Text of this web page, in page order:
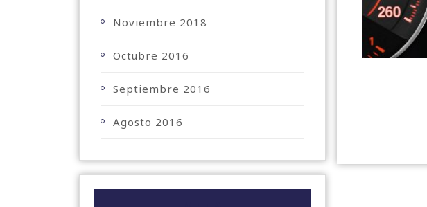
Noviembre 2018
Octubre 2016
Septiembre 2016
Agosto 2016